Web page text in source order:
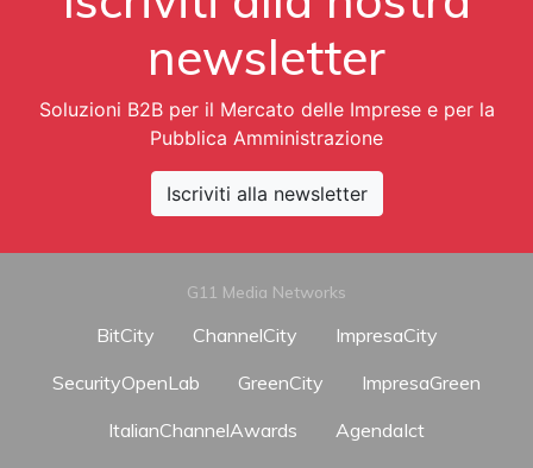
newsletter
Soluzioni B2B per il Mercato delle Imprese e per la
Pubblica Amministrazione
Iscriviti alla newsletter
G11 Media Networks
BitCity ChannelCity
ImpresaCity
SecurityOpenLab
GreenCity
ImpresaGreen
ItalianChannelAwards
AgendaIct